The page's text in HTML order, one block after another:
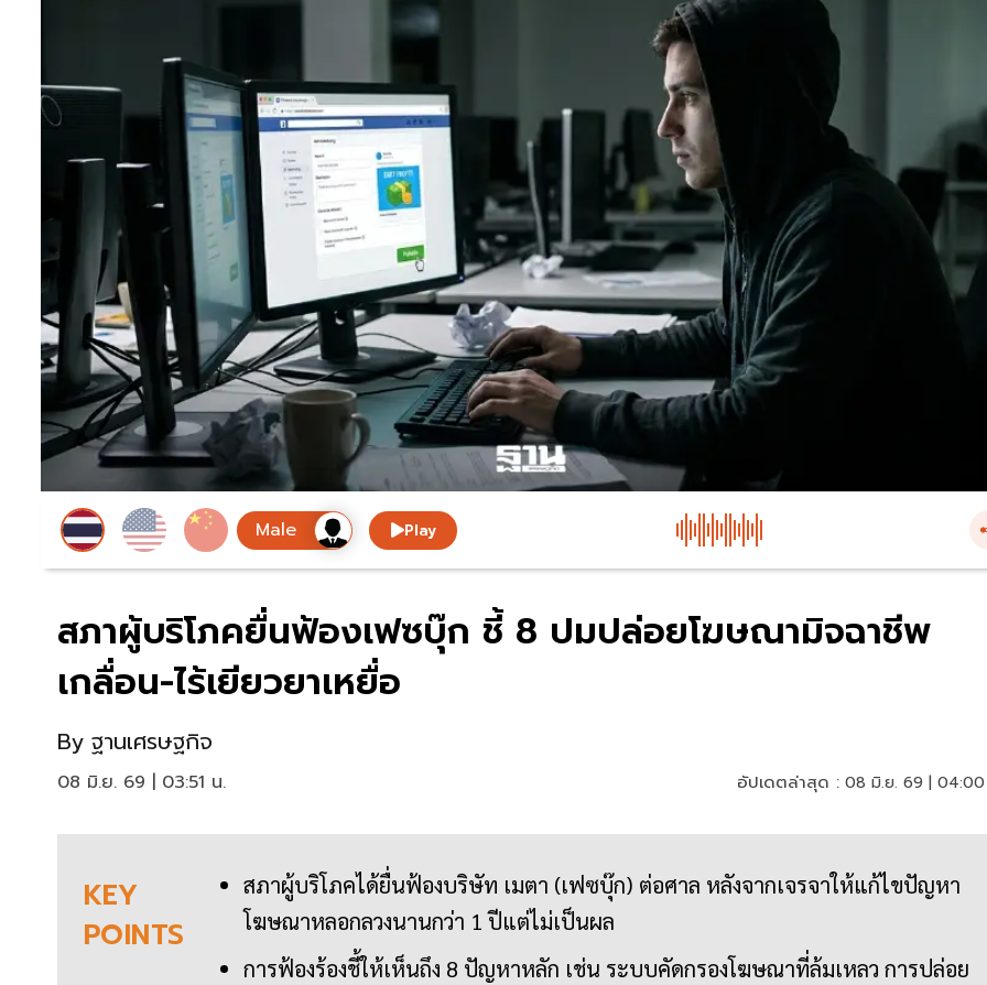
Play
สภาผู้บริโภคยื่นฟ้องเฟซบุ๊ก ชี้ 8 ปมปล่อยโฆษณามิจฉาชีพ
เกลื่อน-ไร้เยียวยาเหยื่อ
By ฐานเศรษฐกิจ
08 มิ.ย. 69 | 03:51 น. อัปเดตล่าสุด : 08 มิ.ย. 69 |
KEY
POINTS
สภาผู้บริโภคได้ยื่นฟ้องบริษัท เมตา (เฟซบุ๊ก) ต่อศาล หลังจากเจรจาให้แก้ไขปัญหา
โฆษณาหลอกลวงนานกว่า 1 ปีแต่ไม่เป็นผล
การฟ้องร้องชี้ให้เห็นถึง 8 ปัญหาหลัก เช่น ระบบคัดกรองโฆษณาที่ล้มเหลว การปล่อย